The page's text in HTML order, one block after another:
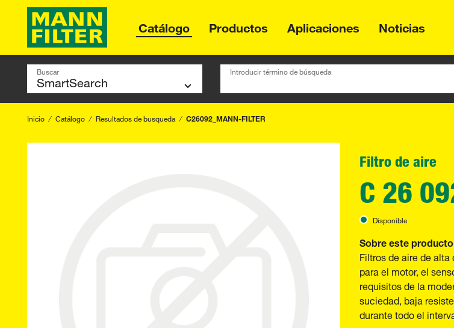
Catálogo Productos Aplicaciones Noticias
Buscar Introducir término de búsqueda
Inicio Catálogo Resultados de busqueda C26092_MANN-FILTER
Filtro de aire
C 26
Disponible
Sobre este producto
Filtros de aire de
para el motor, el
requisitos de la
suciedad, baja
durante todo el